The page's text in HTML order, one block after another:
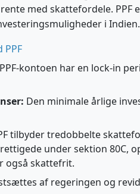
med skattefordele. PPF
i Indien.
PPF-kontoen har en lock-in
Den minimale årlige
tilbyder tredobbelte
under sektion 80C,
også skattefrit.
af regeringen og